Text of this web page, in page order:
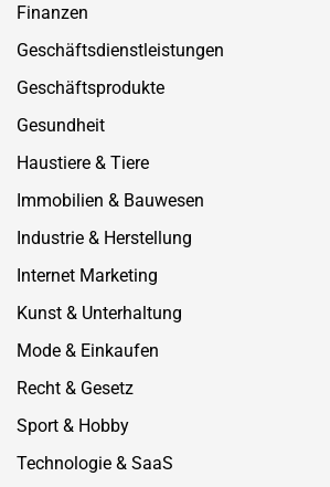
Finanzen
Geschäftsdienstleistungen
Geschäftsprodukte
Gesundheit
Haustiere & Tiere
Immobilien & Bauwesen
Industrie & Herstellung
Internet Marketing
Kunst & Unterhaltung
Mode & Einkaufen
Recht & Gesetz
Sport & Hobby
Technologie & SaaS